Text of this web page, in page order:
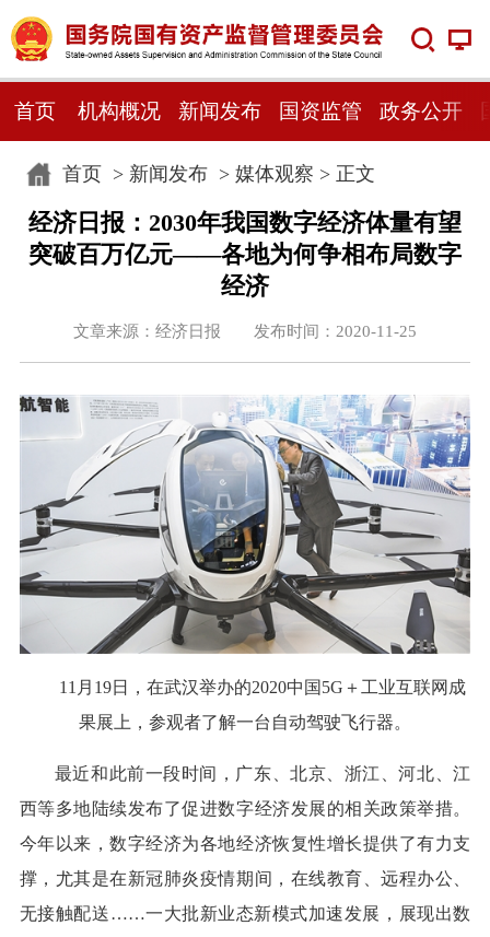
首页 机构概况 新闻发布 国资监管 政务公开
首页> 新闻发布> 媒体观察 > 正文
经济日报：2030年我国数字经济体量有望
突破百万亿元——各地为何争相布局数字
经济
文章来源：经济日报 发布时间：2020-11-25
11月19日，在武汉举办的2020中国5G＋工业互联网成
果展上，参观者了解一台自动驾驶飞行器。
最近和此前一段时间，广东、北京、浙江、河北、江
西等多地陆续发布了促进数字经济发展的相关政策举措。
今年以来，数字经济为各地经济恢复性增长提供了有力支
撑，尤其是在新冠肺炎疫情期间，在线教育、远程办公、
无接触配送……一大批新业态新模式加速发展，展现出数